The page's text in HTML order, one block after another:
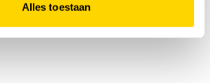
Alles toestaan